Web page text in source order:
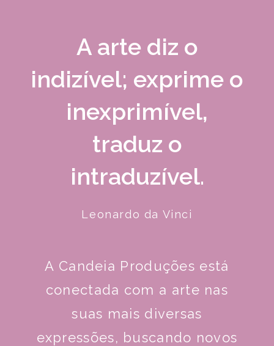
A arte diz o
indizível; exprime o
inexprimível,
traduz o
intraduzível.
Leonardo da Vinci
A Candeia Produções está
conectada com a arte nas
suas mais diversas
expressões, buscando novos